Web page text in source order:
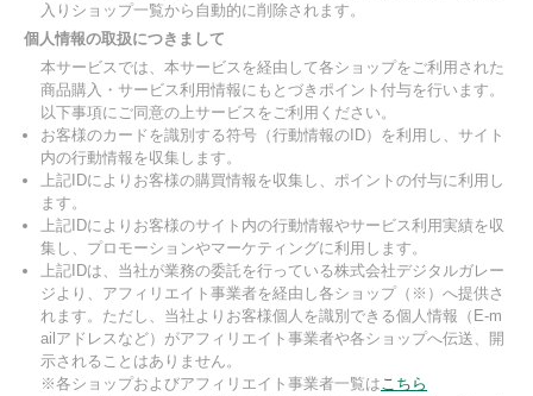
入りショップ一覧から自動的に削除されます。
個人情報の取扱につきまして
本サービスでは、本サービスを経由して各ショップをご利用された
商品購入・サービス利用情報にもとづきポイント付与を行います。
以下事項にご同意の上サービスをご利用ください。
お客様のカードを識別する符号（行動情報のID）を利用し、サイト
内の行動情報を収集します。
上記IDによりお客様の購買情報を収集し、ポイントの付与に利用し
ます。
上記IDによりお客様のサイト内の行動情報やサービス利用実績を収
集し、プロモーションやマーケティングに利用します。
上記IDは、当社が業務の委託を行っている株式会社デジタルガレー
ジより、アフィリエイト事業者を経由し各ショップ（※）へ提供さ
れます。ただし、当社よりお客様個人を識別できる個人情報（E-m
ailアドレスなど）がアフィリエイト事業者や各ショップへ伝送、開
示されることはありません。
※各ショップおよびアフィリエイト事業者一覧はこちら